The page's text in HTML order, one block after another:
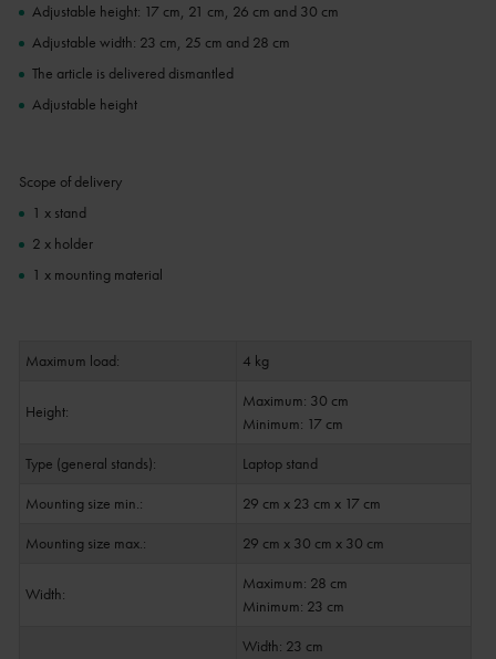
Adjustable height: 17 cm, 21 cm, 26 cm and 30 cm
Adjustable width: 23 cm, 25 cm and 28 cm
The article is delivered dismantled
Adjustable height
Scope of delivery
1 x stand
2 x holder
1 x mounting material
Maximum load: 4 kg
Height:
Maximum: 30 cm
Minimum: 17 cm
Type (general stands):
Laptop stand
Mounting size min.:
29 cm x 23 cm x 17 cm
Mounting size max.:
29 cm x 30 cm x 30 cm
Width:
Maximum: 28 cm
Minimum: 23 cm
Width: 23 cm